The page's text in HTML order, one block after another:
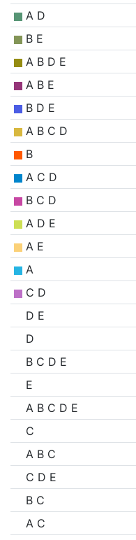
A D
B E
A B D E
A B E
B D E
A B C D
B
A C D
B C D
A D E
A E
A
C D
D E
D
B C D E
E
A B C D E
C
A B C
C D E
B C
A C